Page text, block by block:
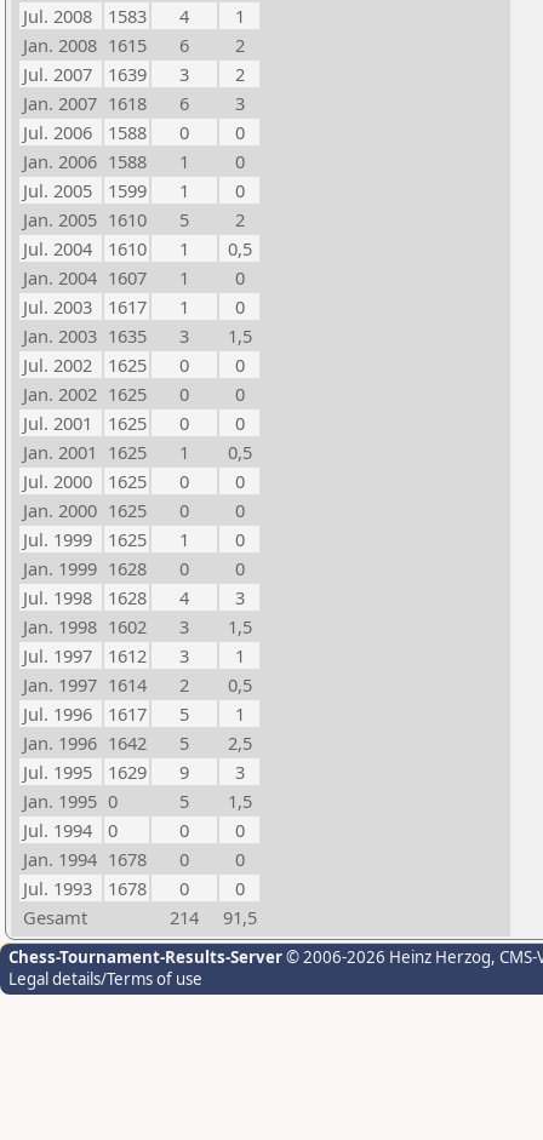
Jul. 2008
1583 4
1
Jan. 2008 1615 6
2
Jul. 2007
1639 3
2
Jan. 2007 1618 6
3
Jul. 2006
1588 0
0
Jan. 2006 1588 1
0
Jul. 2005
1599 1
0
Jan. 2005 1610 5
2
Jul. 2004
1610 1
0,5
Jan. 2004 1607 1
0
Jul. 2003
1617 1
0
Jan. 2003 1635 3
1,5
Jul. 2002
1625 0
0
Jan. 2002 1625 0
0
Jul. 2001
1625 0
0
Jan. 2001 1625 1
0,5
Jul. 2000
1625 0
0
Jan. 2000 1625 0
0
Jul. 1999
1625 1
0
Jan. 1999 1628 0
0
Jul. 1998
1628 4
3
Jan. 1998 1602 3
1,5
Jul. 1997
1612 3
1
Jan. 1997 1614 2
0,5
Jul. 1996
1617 5
1
Jan. 1996 1642 5
2,5
Jul. 1995
1629 9
3
Jan. 1995 0 5
1,5
Jul. 1994
0 0
0
Jan. 1994 1678 0
0
Jul. 1993
1678 0
0
Gesamt
214 91,5
Chess-Tournament-Results-Server© 2006-2026 Heinz Herzog,
Legal details/Terms of use